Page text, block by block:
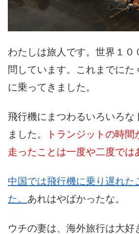
わたしは旅人です。世界１０
問しています。これまでにた
に乗ってきました。
飛行機にまつわるいろいろな
ました。
トランジットの時間
走ったことは一度や二度では
中国では飛行機に乗り遅れた
た。 あれはやばかったな。
ウチの妻は、海外旅行は大好